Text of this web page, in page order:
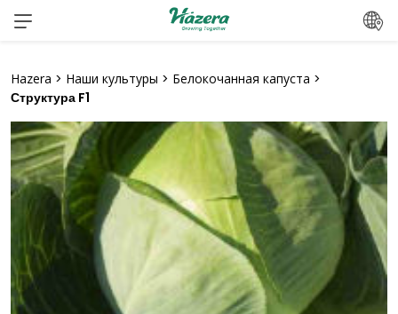
Перейти
Hazera > Наши культуры > Белокочанная капуста >
Структура F1